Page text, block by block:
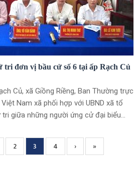
tri đơn vị bầu cử số 6 tại ấp Rạch Củ
Củ, xã Giồng Riềng, Ban Thường trực
Nam xã phối hợp với UBND xã tổ
giữa những người ứng cử đại biểu
Page
2
Current
page
3 Page
4
Next
page
›
Trang
cuối
»